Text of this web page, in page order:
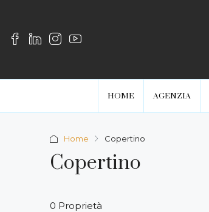
HOME AGENZIA
Home Copertino
Copertino
0 Proprietà